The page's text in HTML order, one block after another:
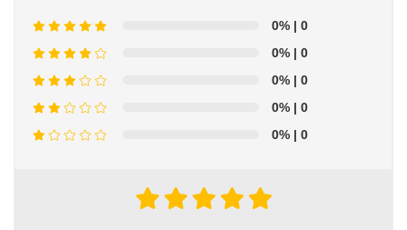
0% | 0
0% | 0
0% | 0
0% | 0
0% | 0